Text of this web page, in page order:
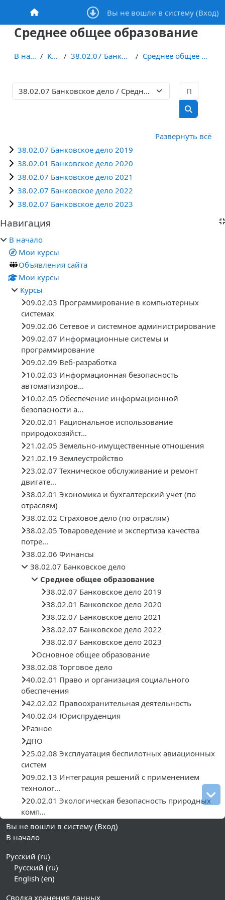
Перейти к основному содержанию
В начало Вы не вошли в систему (Вход)
Среднее общее образование
В начало Курсы 38.02.07 Банковское дело Среднее общее образование
Категории курсов
Поиск
Развернуть всё
38.02.07 Банковское дело 2019
38.02.01 Банковское дело 2020
38.02.07 Банковское дело 2021
38.02.07 Банковское дело 2022
38.02.07 Банковское дело 2023
Блоки
Пропустить Навигация
Навигация
В начало
Мои курсы
Объявления сайта
Мои курсы
Курсы
09.02.03 Программирование в компьютерных
системах
09.02.06 Сетевое и системное администрирование
09.02.07 Информационные системы и
программирование
09.02.09 Веб-разработка
10.02.03 Информационная безопасность
автоматизиров...
10.02.05 Обеспечение информационной
безопасности а...
20.02.01 Рациональное использование
природохозяйст...
21.02.05 Земельно-имущественные отношения
21.02.19 Землеустройство
23.02.07 Техническое обслуживание и ремонт
двигате...
38.02.01 Экономика и бухгалтерский учет (по
отраслям)
38.02.02 Страховое дело (по отраслям)
38.02.05 Товароведение и экспертиза качества
потре...
38.02.06 Финансы
38.02.07 Банковское дело
Среднее общее образование
38.02.07 Банковское дело 2019
38.02.01 Банковское дело 2020
38.02.07 Банковское дело 2021
38.02.07 Банковское дело 2022
38.02.07 Банковское дело 2023
Основное общее образование
38.02.08 Торговое дело
40.02.01 Право и организация социального
обеспечения
42.02.02 Правоохранительная деятельность
40.02.04 Юриспруденция
Разное
ДПО
25.02.08 Эксплуатация беспилотных авиационных
систем
09.02.13 Интеграция решений с применением
технолог...
20.02.01 Экологическая безопасность природных
комп...
Вы не вошли в систему (Вход)
В начало
Русский ‎(ru)‎
Русский ‎(ru)‎
English ‎(en)‎
Сводка хранения данных